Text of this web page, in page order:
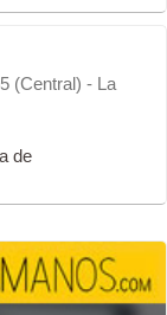
(Central) - La
de